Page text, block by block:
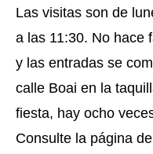
Las visitas son de
a las 11:30. No hace
y las entradas se
calle Boai en la
fiesta, hay ocho
Consulte la página